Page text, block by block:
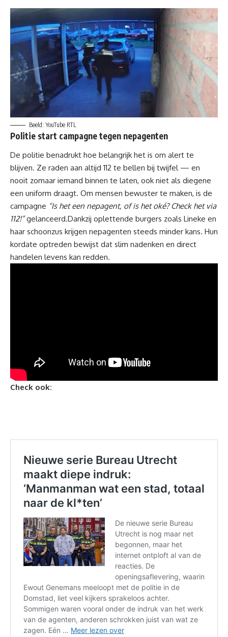
Beeld: YouTube RTL
Politie start campagne tegen nepagenten
De politie benadrukt hoe belangrijk het is om alert te
blijven. Ze raden aan altijd 112 te bellen bij twijfel — en
nooit zomaar iemand binnen te laten, ook niet als diegene
een uniform draagt. Om mensen bewuster te maken, is de
campagne “Is het een nepagent, of is het oké? Check het via
112!”gelanceerd.Dankzij oplettende burgers zoals Lineke en
haar schoonzus krijgen nepagenten steeds minder kans. Hun
kordate optreden bewijst dat slim nadenken en direct
handelen levens kan redden.
Check ook: